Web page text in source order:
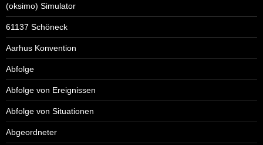
(oksimo) Simulator
61137 Schöneck
Aarhus Konvention
Abfolge
Abfolge von Ereignissen
Abfolge von Situationen
Abgeordneter